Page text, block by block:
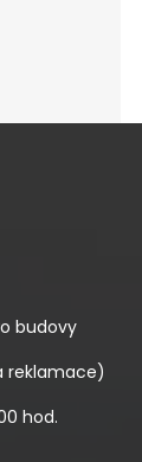
budovy
reklamace)
hod.